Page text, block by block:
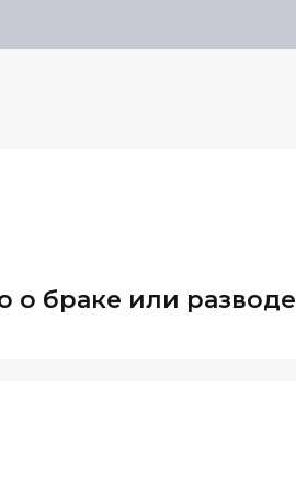
о браке или разводе